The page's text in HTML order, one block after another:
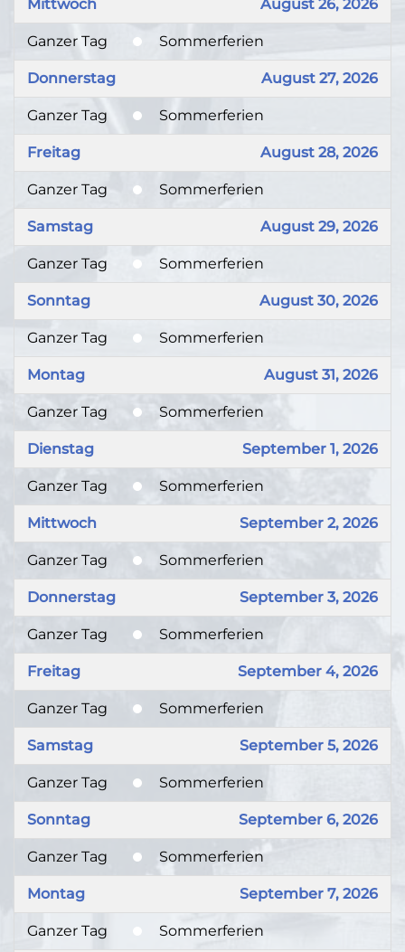
Mittwoch August 26, 2026
Ganzer Tag Sommerferien
Donnerstag August 27, 2026
Ganzer Tag Sommerferien
Freitag August 28, 2026
Ganzer Tag Sommerferien
Samstag August 29, 2026
Ganzer Tag Sommerferien
Sonntag August 30, 2026
Ganzer Tag Sommerferien
Montag August 31, 2026
Ganzer Tag Sommerferien
Dienstag September 1, 2026
Ganzer Tag Sommerferien
Mittwoch September 2, 2026
Ganzer Tag Sommerferien
Donnerstag September 3, 2026
Ganzer Tag Sommerferien
Freitag September 4, 2026
Ganzer Tag Sommerferien
Samstag September 5, 2026
Ganzer Tag Sommerferien
Sonntag September 6, 2026
Ganzer Tag Sommerferien
Montag September 7, 2026
Ganzer Tag Sommerferien